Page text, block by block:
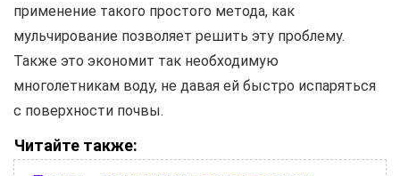
применение такого простого метода, как
мульчирование позволяет решить эту проблему.
Также это экономит так необходимую
многолетникам воду, не давая ей быстро испаряться
с поверхности почвы.
Читайте также: